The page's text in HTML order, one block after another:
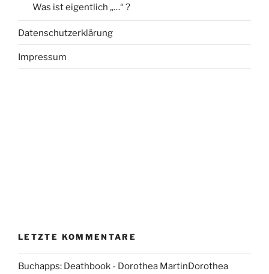
Was ist eigentlich „…“ ?
Datenschutzerklärung
Impressum
LETZTE KOMMENTARE
Buchapps: Deathbook - Dorothea MartinDorothea